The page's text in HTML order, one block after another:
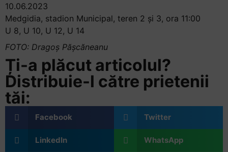
10.06.2023
Medgidia, stadion Municipal, teren 2 și 3, ora 11:00
U 8, U 10, U 12, U 14
FOTO: Dragoș Pășcăneanu
Ți-a plăcut articolul?
Distribuie-l către prietenii
tăi:
Facebook Twitter
LinkedIn WhatsApp